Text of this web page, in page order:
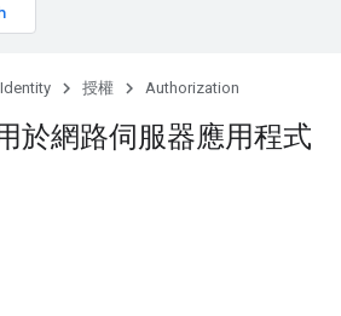
授權 Authorization
於網路伺服器應用程式